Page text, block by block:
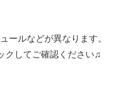
ールなどが異なります。
クしてご確認ください♫